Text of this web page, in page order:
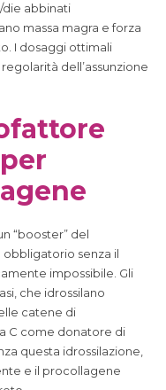
die abbinati
massa magra e forza
I dosaggi ottimali
dell’assunzione
“booster” del
senza il
impossibile. Gli
che idrossilano
catene di
C come donatore di
questa idrossilazione,
e il procollagene